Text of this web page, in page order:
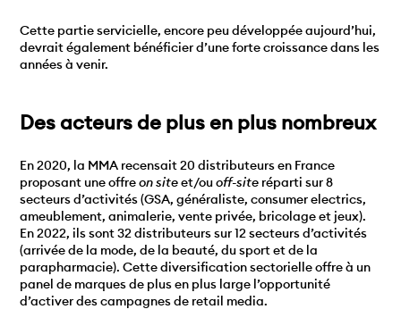
Cette partie servicielle, encore peu développée aujourd’hui,
devrait également bénéficier d’une forte croissance dans les
années à venir.
Des acteurs de plus en plus nombreux
En 2020, la MMA recensait 20 distributeurs en France
proposant une offreon siteet/ouoff-site réparti sur 8
secteurs d’activités (GSA, généraliste, consumer electrics,
ameublement, animalerie, vente privée, bricolage et jeux).
En 2022, ils sont 32 distributeurs sur 12 secteurs d’activités
(arrivée de la mode, de la beauté, du sport et de la
parapharmacie). Cette diversification sectorielle offre à un
panel de marques de plus en plus large l’opportunité
d’activer des campagnes de retail media.